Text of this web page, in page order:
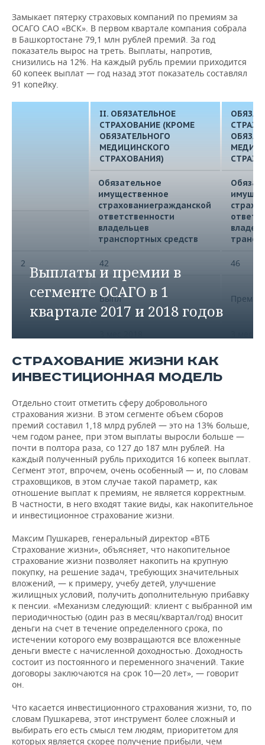
Замыкает пятерку страховых компаний по премиям за
ОСАГО САО «ВСК». В первом квартале компания собрала
в Башкортостане 79,1 млн рублей премий. За год
показатель вырос на треть. Выплаты, напротив,
снизились на 12%. На каждый рубль премии приходится
60 копеек выплат — год назад этот показатель составлял
91 копейку.
Выплаты и премии в
сегменте ОСАГО в 1
квартале 2017 и 2018 годов
II. ОБЯЗАТЕЛЬНОЕ
СТРАХОВАНИЕ (КРОМЕ
ОБЯЗАТЕЛЬНОГО
МЕДИЦИНСКОГО
СТРАХОВАНИЯ)
Обязательное
имущественное
страхованиегражданской
ответственности
владельцев
транспортных средств
2 42 46
Выпл Прем
ИТОГО: 32 426 965,14
По договорам
на
территории
Российской
Федерации —
всего
32 426 871,98
Республика
Башкортостан
699 620,75
ПАО СК
«Росгосстрах»
287 839,02
СТРАХОВАНИЕ ЖИЗНИ КАК
ИНВЕСТИЦИОННАЯ МОДЕЛЬ
Отдельно стоит отметить сферу добровольного
страхования жизни. В этом сегменте объем сборов
премий составил 1,18 млрд рублей — это на 13% больше,
чем годом ранее, при этом выплаты выросли больше —
почти в полтора раза, со 127 до 187 млн рублей. На
каждый полученный рубль приходится 16 копеек выплат.
Сегмент этот, впрочем, очень особенный — и, по словам
страховщиков, в этом случае такой параметр, как
отношение выплат к премиям, не является корректным.
В частности, в него входят такие виды, как накопительное
и инвестиционное страхование жизни.
Максим Пушкарев, генеральный директор «ВТБ
Страхование жизни», объясняет, что накопительное
страхование жизни позволяет накопить на крупную
покупку, на решение задач, требующих значительных
вложений, — к примеру, учебу детей, улучшение
жилищных условий, получить дополнительную прибавку
к пенсии. «Механизм следующий: клиент с выбранной им
периодичностью (один раз в месяц/квартал/год) вносит
деньги на счет в течение определенного срока, по
истечении которого ему возвращаются все вложенные
деньги вместе с начисленной доходностью. Доходность
состоит из постоянного и переменного значений. Такие
договоры заключаются на срок 10—20 лет», — говорит
он.
Что касается инвестиционного страхования жизни, то, по
словам Пушкарева, этот инструмент более сложный и
выбирать его есть смысл тем людям, приоритетом для
которых является скорее получение прибыли, чем